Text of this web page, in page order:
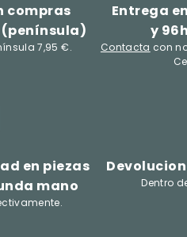
compras
(península)
7,95 €.
Entrega
y
Contacta con
en piezas
mano
Dentro